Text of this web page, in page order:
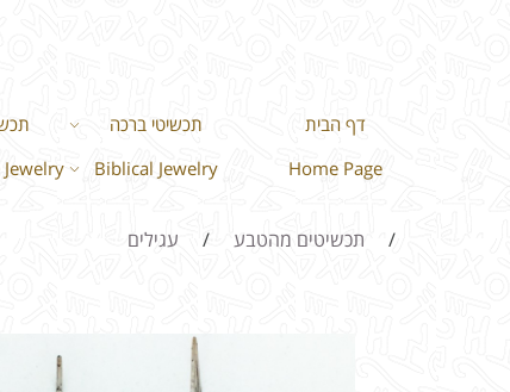
דף הבית תכשיטי ברכה
Home Page
Biblical Jewelry
/ תכשיטים מהטבע / עגילים